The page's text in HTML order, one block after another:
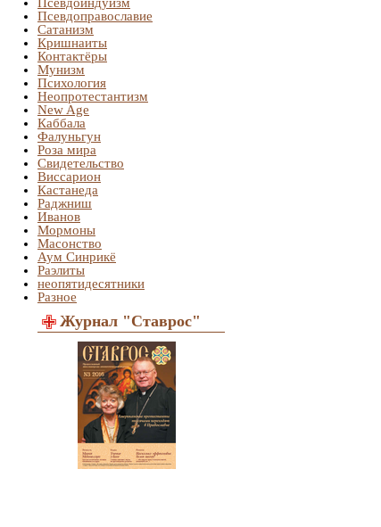
Псевдоправославие
Сатанизм
Кришнаиты
Контактёры
Мунизм
Психология
Неопротестантизм
New Age
Каббала
Фалуньгун
Роза мира
Свидетельство
Виссарион
Кастанеда
Раджниш
Иванов
Мормоны
Масонство
Аум Синрикё
Раэлиты
неопятидесятники
Разное
Журнал "Ставрос"